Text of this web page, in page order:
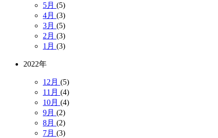
5月 (5)
4月 (3)
3月 (5)
2月 (3)
1月 (3)
2022年
12月 (5)
11月 (4)
10月 (4)
9月 (2)
8月 (2)
7月 (3)